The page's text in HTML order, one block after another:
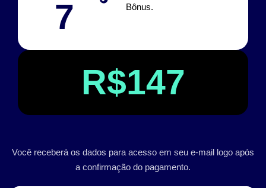
7
Bônus.
R$147
Você receberá os dados para acesso em seu e-mail logo após
a confirmação do pagamento.